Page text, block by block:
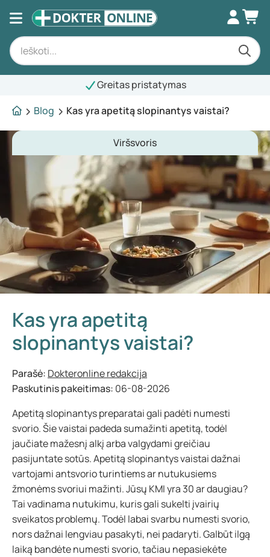
Greitas pristatymas
Blog
Kas yra apetitą slopinantys vaistai?
Viršsvoris
Kas yra apetitą
slopinantys vaistai?
Parašė: Dokteronline redakcija
Paskutinis pakeitimas: 06-08-2026
Apetitą slopinantys preparatai gali padėti numesti
svorio. Šie vaistai padeda sumažinti apetitą, todėl
jaučiate mažesnį alkį arba valgydami greičiau
pasijuntate sotūs. Apetitą slopinantys vaistai dažnai
vartojami antsvorio turintiems ar nutukusiems
žmonėms svoriui mažinti. Jūsų KMI yra 30 ar daugiau?
Tai vadinama nutukimu, kuris gali sukelti įvairių
sveikatos problemų. Todėl labai svarbu numesti svorio,
nors dažnai lengviau pasakyti, nei padaryti. Galbūt ilgą
laiką bandėte numesti svorio, tačiau nepasiekėte